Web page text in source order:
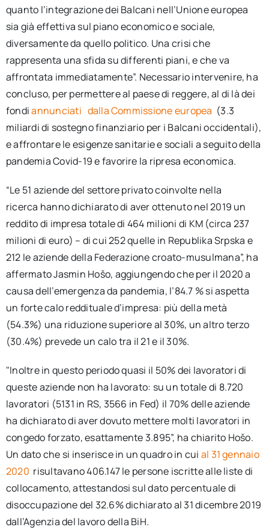
quanto l’integrazione dei Balcani nell’Unione europea
sia già effettiva sul piano economico e sociale,
diversamente da quello politico. Una crisi che
rappresenta una sfida su differenti piani, e che va
affrontata immediatamente”. Necessario intervenire, ha
concluso, per permettere al paese di reggere, al di là dei
fondiannunciati dalla Commissione europea (3.3
miliardi di sostegno finanziario per i Balcani occidentali),
e affrontare le esigenze sanitarie e sociali a seguito della
pandemia Covid-19 e favorire la ripresa economica.
“Le 51 aziende del settore privato coinvolte nella
ricerca hanno dichiarato di aver ottenuto nel 2019 un
reddito di impresa totale di 464 milioni di KM (circa 237
milioni di euro) – di cui 252 quelle in Republika Srpska e
212 le aziende della Federazione croato-musulmana”, ha
affermato Jasmin Hošo, aggiungendo che per il 2020 a
causa dell’emergenza da pandemia, l’84.7 % si aspetta
un forte calo reddituale d’impresa: più della metà
(54.3%) una riduzione superiore al 30%, un altro terzo
(30.4%) prevede un calo tra il 21 e il 30%.
"Inoltre in questo periodo quasi il 50% dei lavoratori di
queste aziende non ha lavorato: su un totale di 8.720
lavoratori (5131 in RS, 3566 in Fed) il 70% delle aziende
ha dichiarato di aver dovuto mettere molti lavoratori in
congedo forzato, esattamente 3.895”, ha chiarito Hošo.
Un dato che si inserisce in un quadro in cui al 31 gennaio
2020 risultavano 406.147 le persone iscritte alle liste di
collocamento, attestandosi sul dato percentuale di
disoccupazione del 32.6% dichiarato al 31 dicembre 2019
dall’Agenzia del lavoro della BiH.